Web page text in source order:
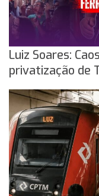
Luiz Soares:
privatização de